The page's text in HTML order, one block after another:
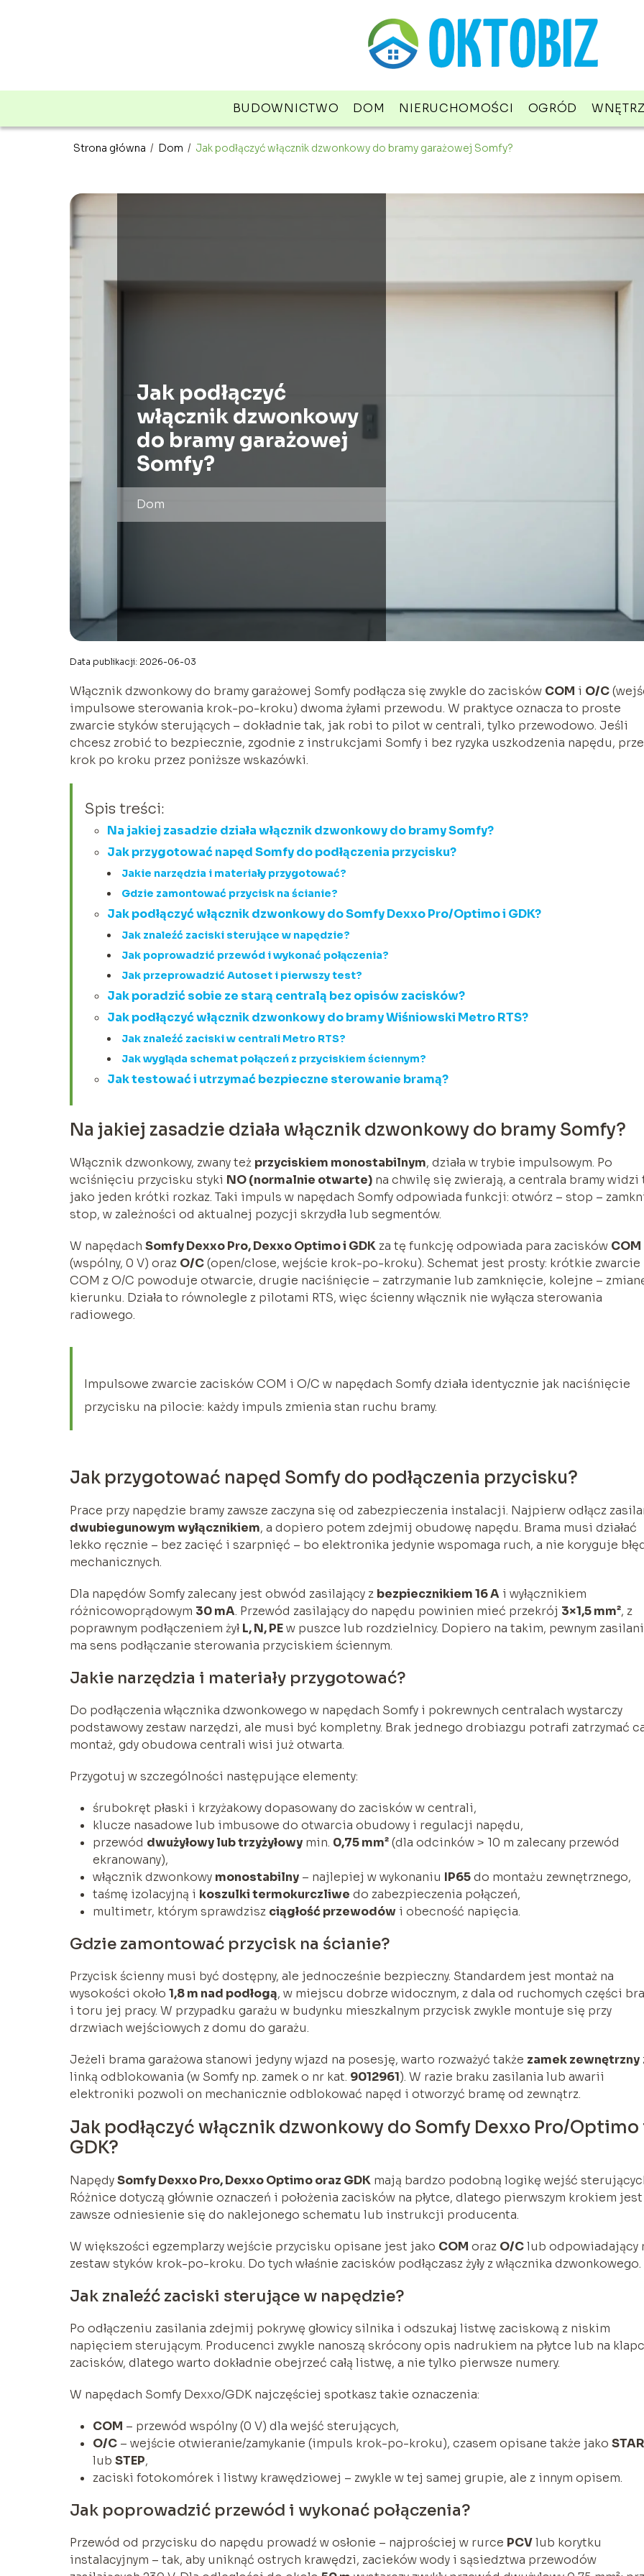
BUDOWNICTWO DOM NIERUCHOMOŚCI OGRÓD
Strona główna / Dom / Jak podłączyć włącznik dzwonkowy do bramy garażowej Somfy?
Jak podłączyć
włącznik dzwonkowy
do bramy garażowej
Somfy?
Dom
Data publikacji: 2026-06-03
Włącznik dzwonkowy do bramy garażowej Somfy podłącza się zwykle do zacisków COM i O/C
impulsowe sterowania krok-po-kroku) dwoma żyłami przewodu. W praktyce oznacza to proste
zwarcie styków sterujących – dokładnie tak, jak robi to pilot w centrali, tylko przewodowo. Jeśli
chcesz zrobić to bezpiecznie, zgodnie z instrukcjami Somfy i bez ryzyka uszkodzenia napędu,
krok po kroku przez poniższe wskazówki.
Spis treści:
Na jakiej zasadzie działa włącznik dzwonkowy do bramy Somfy?
Jak przygotować napęd Somfy do podłączenia przycisku?
Jakie narzędzia i materiały przygotować?
Gdzie zamontować przycisk na ścianie?
Jak podłączyć włącznik dzwonkowy do Somfy Dexxo Pro/Optimo i GDK?
Jak znaleźć zaciski sterujące w napędzie?
Jak poprowadzić przewód i wykonać połączenia?
Jak przeprowadzić Autoset i pierwszy test?
Jak poradzić sobie ze starą centralą bez opisów zacisków?
Jak podłączyć włącznik dzwonkowy do bramy Wiśniowski Metro RTS?
Jak znaleźć zaciski w centrali Metro RTS?
Jak wygląda schemat połączeń z przyciskiem ściennym?
Jak testować i utrzymać bezpieczne sterowanie bramą?
Na jakiej zasadzie działa włącznik dzwonkowy do bramy Somfy?
Włącznik dzwonkowy, zwany też przyciskiem monostabilnym, działa w trybie impulsowym. Po
wciśnięciu przycisku styki NO (normalnie otwarte) na chwilę się zwierają, a centrala bramy widzi
jako jeden krótki rozkaz. Taki impuls w napędach Somfy odpowiada funkcji: otwórz – stop –
stop, w zależności od aktualnej pozycji skrzydła lub segmentów.
W napędach Somfy Dexxo Pro, Dexxo Optimo i GDK za tę funkcję odpowiada para zacisków COM
(wspólny, 0 V) oraz O/C(open/close, wejście krok-po-kroku). Schemat jest prosty: krótkie zwarcie
COM z O/C powoduje otwarcie, drugie naciśnięcie – zatrzymanie lub zamknięcie, kolejne –
kierunku. Działa to równolegle z pilotami RTS, więc ścienny włącznik nie wyłącza sterowania
radiowego.
Impulsowe zwarcie zacisków COM i O/C w napędach Somfy działa identycznie jak naciśnięcie
przycisku na pilocie: każdy impuls zmienia stan ruchu bramy.
Jak przygotować napęd Somfy do podłączenia przycisku?
Prace przy napędzie bramy zawsze zaczyna się od zabezpieczenia instalacji. Najpierw odłącz
dwubiegunowym wyłącznikiem, a dopiero potem zdejmij obudowę napędu. Brama musi działać
lekko ręcznie – bez zacięć i szarpnięć – bo elektronika jedynie wspomaga ruch, a nie koryguje
mechanicznych.
Dla napędów Somfy zalecany jest obwód zasilający z bezpiecznikiem 16 A i wyłącznikiem
różnicowoprądowym 30 mA. Przewód zasilający do napędu powinien mieć przekrój 3×1,5 mm², z
poprawnym podłączeniem żył L, N, PEw puszce lub rozdzielnicy. Dopiero na takim, pewnym
ma sens podłączanie sterowania przyciskiem ściennym.
Jakie narzędzia i materiały przygotować?
Do podłączenia włącznika dzwonkowego w napędach Somfy i pokrewnych centralach wystarczy
podstawowy zestaw narzędzi, ale musi być kompletny. Brak jednego drobiazgu potrafi zatrzymać
montaż, gdy obudowa centrali wisi już otwarta.
Przygotuj w szczególności następujące elementy:
śrubokręt płaski i krzyżakowy dopasowany do zacisków w centrali,
klucze nasadowe lub imbusowe do otwarcia obudowy i regulacji napędu,
przewód dwużyłowy lub trzyżyłowy min. 0,75 mm²(dla odcinków > 10 m zalecany przewód
ekranowany),
włącznik dzwonkowy monostabilny – najlepiej w wykonaniu IP65do montażu zewnętrznego,
taśmę izolacyjną i koszulki termokurczliwe do zabezpieczenia połączeń,
multimetr, którym sprawdzisz ciągłość przewodów i obecność napięcia.
Gdzie zamontować przycisk na ścianie?
Przycisk ścienny musi być dostępny, ale jednocześnie bezpieczny. Standardem jest montaż na
wysokości około 1,8 m nad podłogą, w miejscu dobrze widocznym, z dala od ruchomych części
i toru jej pracy. W przypadku garażu w budynku mieszkalnym przycisk zwykle montuje się przy
drzwiach wejściowych z domu do garażu.
Jeżeli brama garażowa stanowi jedyny wjazd na posesję, warto rozważyć także zamek zewnętrzny
linką odblokowania (w Somfy np. zamek o nr kat. 9012961). W razie braku zasilania lub awarii
elektroniki pozwoli on mechanicznie odblokować napęd i otworzyć bramę od zewnątrz.
Jak podłączyć włącznik dzwonkowy do Somfy Dexxo Pro/Optimo
GDK?
NapędySomfy Dexxo Pro, Dexxo Optimo oraz GDK mają bardzo podobną logikę wejść
Różnice dotyczą głównie oznaczeń i położenia zacisków na płytce, dlatego pierwszym krokiem jest
zawsze odniesienie się do naklejonego schematu lub instrukcji producenta.
W większości egzemplarzy wejście przycisku opisane jest jako COM oraz O/Club odpowiadający
zestaw styków krok-po-kroku. Do tych właśnie zacisków podłączasz żyły z włącznika dzwonkowego.
Jak znaleźć zaciski sterujące w napędzie?
Po odłączeniu zasilania zdejmij pokrywę głowicy silnika i odszukaj listwę zaciskową z niskim
napięciem sterującym. Producenci zwykle nanoszą skrócony opis nadrukiem na płytce lub na
zacisków, dlatego warto dokładnie obejrzeć całą listwę, a nie tylko pierwsze numery.
W napędach Somfy Dexxo/GDK najczęściej spotkasz takie oznaczenia:
COM – przewód wspólny (0 V) dla wejść sterujących,
O/C – wejście otwieranie/zamykanie (impuls krok-po-kroku), czasem opisane także jako
lub STEP,
zaciski fotokomórek i listwy krawędziowej – zwykle w tej samej grupie, ale z innym opisem.
Jak poprowadzić przewód i wykonać połączenia?
Przewód od przycisku do napędu prowadź w osłonie – najprościej w rurce PCVlub korytku
instalacyjnym – tak, aby uniknąć ostrych krawędzi, zacieków wody i sąsiedztwa przewodów